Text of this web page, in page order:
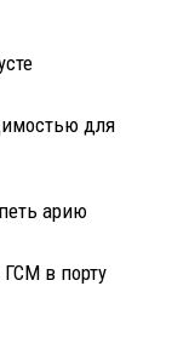
для
арию
в порту